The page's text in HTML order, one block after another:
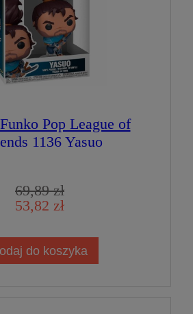
Pop League of
1136 Yasuo
69,89 zł
53,82 zł
do koszyka